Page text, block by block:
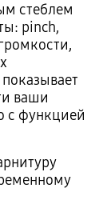
стеблем
pinch,
ваши
с функцией